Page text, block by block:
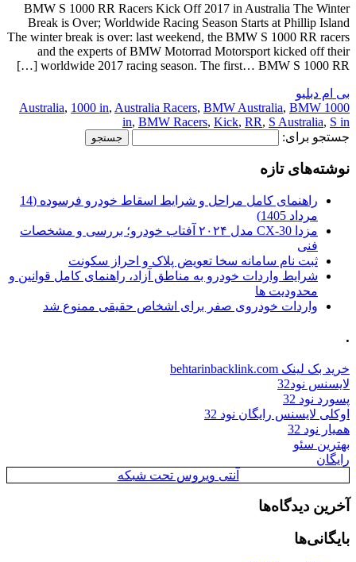
BMW S 1000 RR Racers Kick Off 2017 in Australia The Winter
Break is Over; Worldwide Racing Season Starts at Phillip Island
The winter break is over: last weekend, the BMW S 1000 RR racers
and the experts of BMW Motorrad Motorsport kicked off their
worldwide 2017 racing season. The first… BMW S 1000 RR […]
بی ام دبلیو
1000 Australia
, 1000 in, Australia Racers, BMW Australia, BMW
in, BMW Racers, Kick, RR, S Australia, S in
جستجو برای:
نوشته‌های تازه
راهنمای کامل مراحل و شرایط اسقاط خودرو فرسوده (14
مرداد 1405)
مزدا CX-30 مدل ۲۰۲۴ آفتاب خودرو؛ بررسی و مشخصات
فنی
ثبت نام سامانه سخا تعویض پلاک و احراز سکونت
شرایط واردات خودرو به مناطق آزاد، راهنمای کامل قوانین و
محدودیت ها
واردات خودروی صفر برای اشخاص حقیقی ممنوع شد
.
خرید بک لینک behtarinbacklink.com
لایسنس نود32
پسورد نود 32
اوکلی لایسنس رایگان نود 32
همیار نود 32
بهترین سئو
رایگان
آنتی ویروس تحت شبکه
آخرین دیدگاه‌ها
بایگانی‌ها